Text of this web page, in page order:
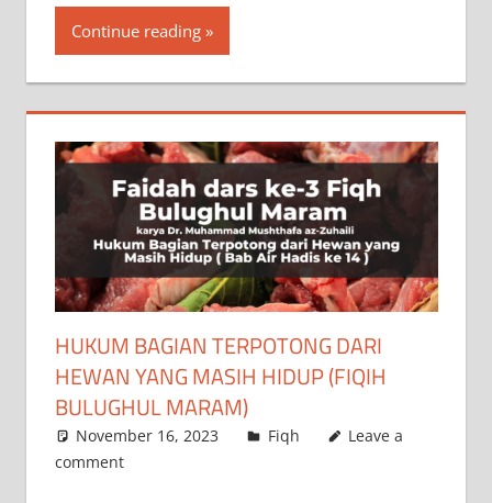
Continue reading
HUKUM BAGIAN TERPOTONG DARI
HEWAN YANG MASIH HIDUP (FIQIH
BULUGHUL MARAM)
November 16, 2023 a.siddik
Fiqh
Leave a
comment